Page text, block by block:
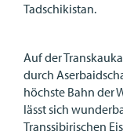
Tadschikistan.
Auf der
durch
höchste Bahn der
lässt sich
Transsibirischen